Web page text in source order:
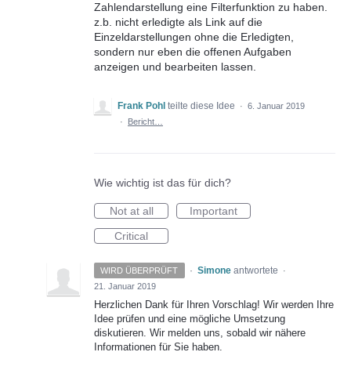
Zahlendarstellung eine Filterfunktion zu haben.
z.b. nicht erledigte als Link auf die
Einzeldarstellungen ohne die Erledigten,
sondern nur eben die offenen Aufgaben
anzeigen und bearbeiten lassen.
Frank Pohl teilte diese Idee · 6. Januar 2019
·
Bericht…
Wie wichtig ist das für dich?
Not at all
Important
Critical
WIRD ÜBERPRÜFT · Simone antwortete
·
21. Januar 2019
Herzlichen Dank für Ihren Vorschlag! Wir werden Ihre
Idee prüfen und eine mögliche Umsetzung
diskutieren. Wir melden uns, sobald wir nähere
Informationen für Sie haben.